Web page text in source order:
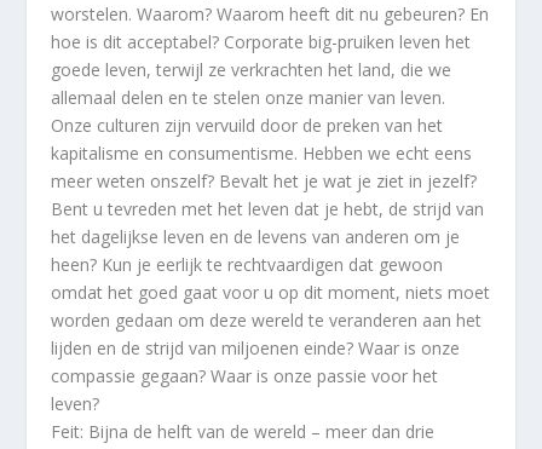
worstelen. Waarom? Waarom heeft dit nu gebeuren? En
hoe is dit acceptabel? Corporate big-pruiken leven het
goede leven, terwijl ze verkrachten het land, die we
allemaal delen en te stelen onze manier van leven.
Onze culturen zijn vervuild door de preken van het
kapitalisme en consumentisme. Hebben we echt eens
meer weten onszelf? Bevalt het je wat je ziet in jezelf?
Bent u tevreden met het leven dat je hebt, de strijd van
het dagelijkse leven en de levens van anderen om je
heen? Kun je eerlijk te rechtvaardigen dat gewoon
omdat het goed gaat voor u op dit moment, niets moet
worden gedaan om deze wereld te veranderen aan het
lijden en de strijd van miljoenen einde? Waar is onze
compassie gegaan? Waar is onze passie voor het
leven?
Feit: Bijna de helft van de wereld – meer dan drie